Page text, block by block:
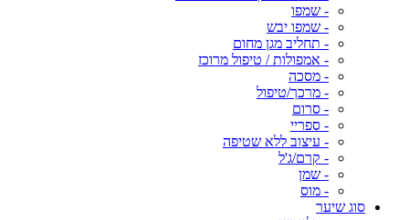
- שמפו
- שמפו יבש
- תחליב מגן מחום
- אמפולות / טיפול מרוכז
- מסכה
- מרכך/טיפול
- סרום
- ספריי
- עיצוב ללא שטיפה
- קרם/ג'ל
- שמן
- מוס
סוג שיער